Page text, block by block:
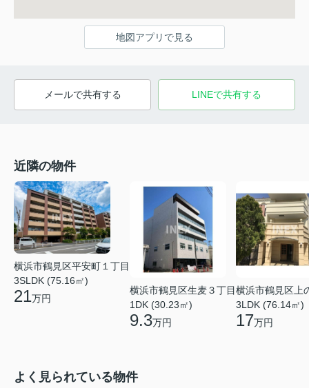
地図アプリで見る
メールで共有する LINEで共有する
近隣の物件
横浜市鶴見区平安町１丁目
3SLDK (75.16㎡)
21万円
横浜市鶴見区生麦３丁目
1DK (30.23㎡)
9.3万円
横浜市鶴見区上
3LDK (76.14㎡)
17万円
よく見られている物件